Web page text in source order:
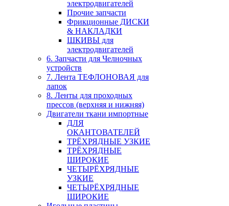
электродвигателей
Прочие запчасти
Фрикционные ДИСКИ
& НАКЛАДКИ
ШКИВЫ для
электродвигателей
6. Запчасти для Челночных
устройств
7. Лента ТЕФЛОНОВАЯ для
лапок
8. Ленты для проходных
прессов (верхняя и нижняя)
Двигатели ткани импортные
ДЛЯ
ОКАНТОВАТЕЛЕЙ
ТРЁХРЯДНЫЕ УЗКИЕ
ТРЁХРЯДНЫЕ
ШИРОКИЕ
ЧЕТЫРЁХРЯДНЫЕ
УЗКИЕ
ЧЕТЫРЁХРЯДНЫЕ
ШИРОКИЕ